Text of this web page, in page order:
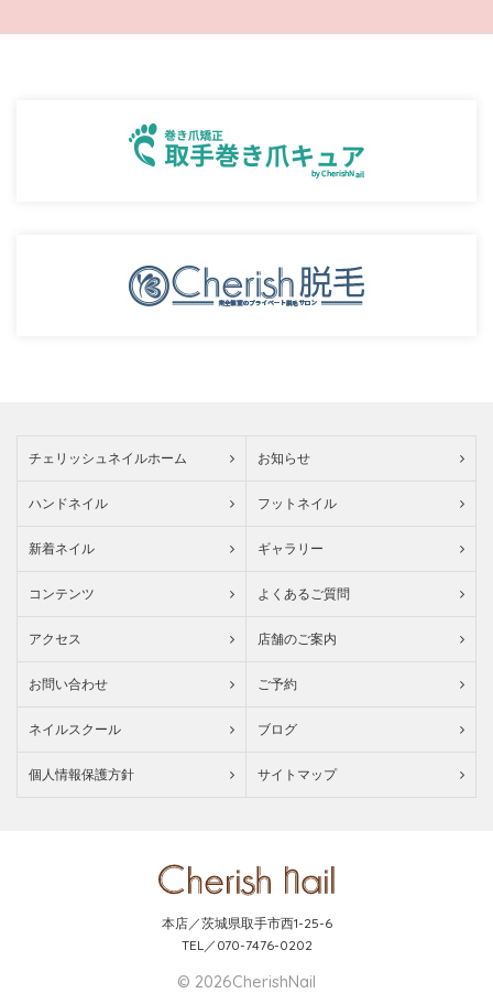
チェリッシュネイルホーム お知らせ
ハンドネイル フットネイル
新着ネイル ギャラリー
コンテンツ よくあるご質問
アクセス 店舗のご案内
お問い合わせ ご予約
ネイルスクール ブログ
個人情報保護方針 サイトマップ
本店／茨城県取手市西1-25-6
TEL／070-7476-0202
© 2026CherishNail